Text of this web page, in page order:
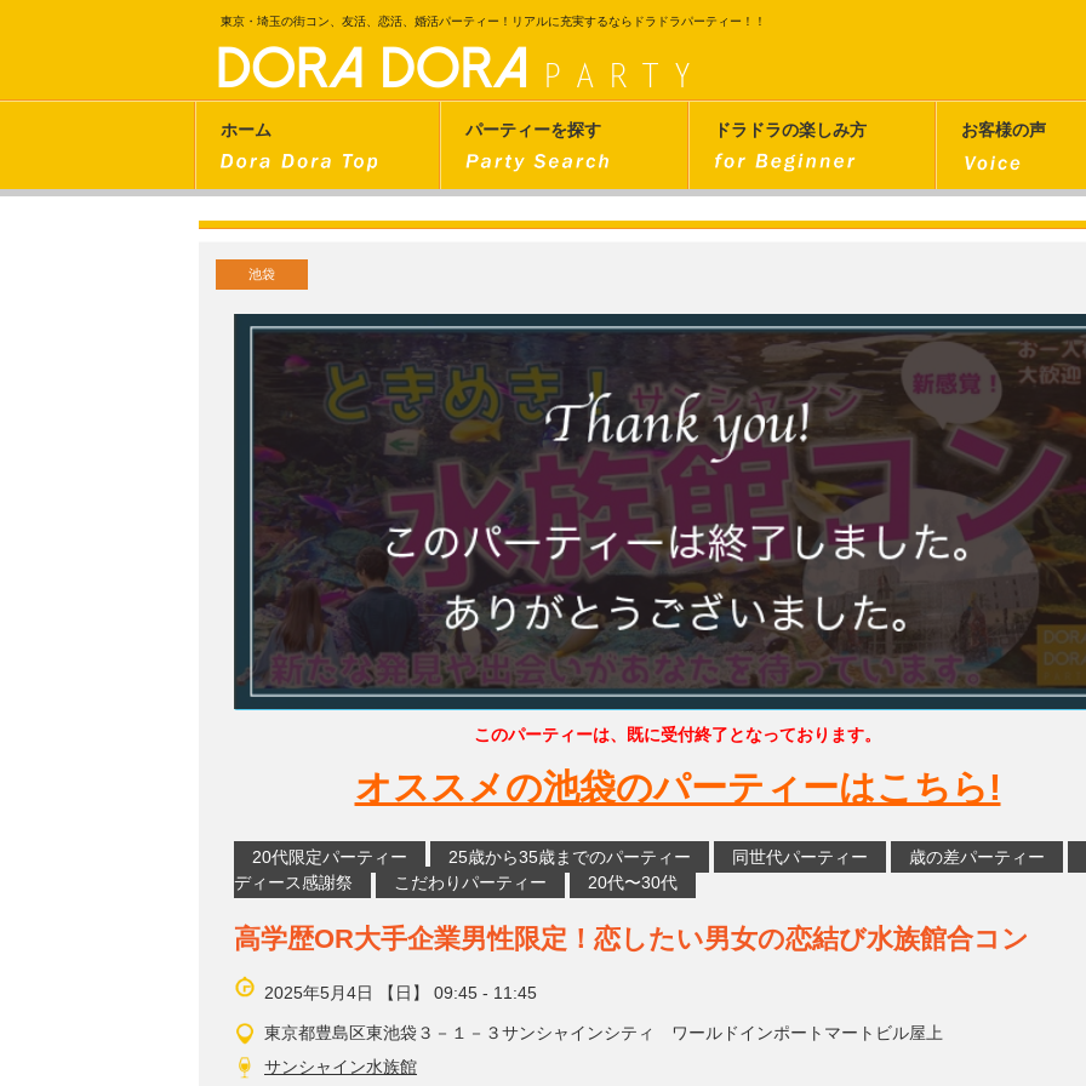
東京・埼玉の街コン、友活、恋活、婚活パーティー！リアルに充実するならドラドラパーティー！！
ホーム パーティーを探す ドラドラの楽しみ方 お客様の声
池袋
このパーティーは、既に受付終了となっております。
オススメの池袋のパーティーはこちら!
20代限定パーティー 25歳から35歳までのパーティー 同世代パーティー
歳の差パーティー
ディース感謝祭
こだわりパーティー 20代〜30代
高学歴OR大手企業男性限定！恋したい男女の恋結び水族館合コン
2025年5月4日 【日】 09:45 - 11:45
東京都豊島区東池袋３－１－３サンシャインシティ ワールドインポートマートビル屋上
サンシャイン水族館